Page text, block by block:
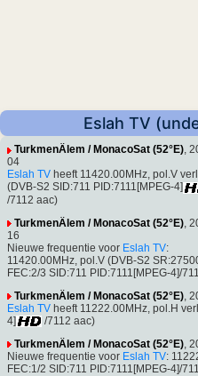
Eslah TV
TurkmenÄlem / MonacoSat (52°E),
04
Eslah TV heeft 11420.00MHz, pol.V
(DVB-S2 SID:711 PID:7111[MPEG-4]
/7112 aac)
TurkmenÄlem / MonacoSat (52°E) ,
16
Nieuwe frequentie voor Eslah TV:
11420.00MHz, pol.V (DVB-S2
FEC:2/3 SID:711 PID:7111[MPEG-4]/
TurkmenÄlem / MonacoSat (52°E) ,
Eslah TV heeft 11222.00MHz, pol.H
4]
/7112 aac)
TurkmenÄlem / MonacoSat (52°E),
Nieuwe frequentie voor Eslah TV:
FEC:1/2 SID:711 PID:7111[MPEG-4]/